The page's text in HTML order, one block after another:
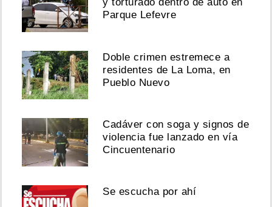
y torturado dentro de auto en
Parque Lefevre
Doble crimen estremece a
residentes de La Loma, en
Pueblo Nuevo
Cadáver con soga y signos de
violencia fue lanzado en vía
Cincuentenario
Se escucha por ahí